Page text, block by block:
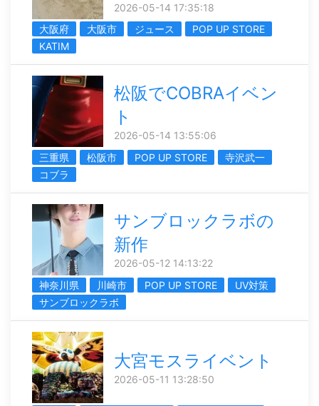
2026-05-14 17:35:18
大阪府
大阪市 ジュース
POP UP STORE
KATIM
松阪でCOBRAイベン
ト
2026-05-14 13:55:06
三重県
松阪市 POP UP STORE
寺沢武一
コブラ
サンブロックラボの
新作
2026-05-12 14:13:22
神奈川県
川崎市 POP UP STORE
UV対策
サンブロックラボ
大宮モスライベント
2026-05-11 13:28:50